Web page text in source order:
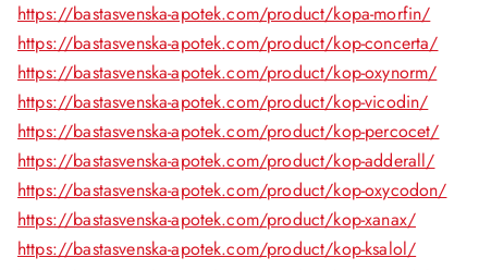
https://bastasvenska-apotek.com/product/kopa-morfin/
https://bastasvenska-apotek.com/product/kop-concerta/
https://bastasvenska-apotek.com/product/kop-oxynorm/
https://bastasvenska-apotek.com/product/kop-vicodin/
https://bastasvenska-apotek.com/product/kop-percocet/
https://bastasvenska-apotek.com/product/kop-adderall/
https://bastasvenska-apotek.com/product/kop-oxycodon/
https://bastasvenska-apotek.com/product/kop-xanax/
https://bastasvenska-apotek.com/product/kop-ksalol/